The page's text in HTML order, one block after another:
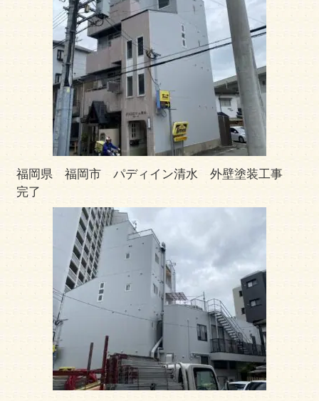
福岡県 福岡市 パディイン清水 外壁塗装工事
完了